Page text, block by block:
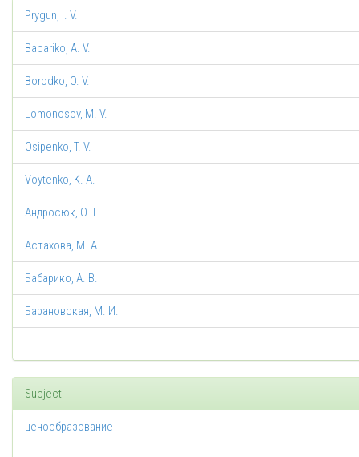
Prygun, I. V.
Babariko, A. V.
Borodko, O. V.
Lomonosov, M. V.
Osipenko, T. V.
Voytenko, K. A.
Андросюк, О. Н.
Астахова, М. А.
Бабарико, А. В.
Барановская, М. И.
Subject
ценообразование